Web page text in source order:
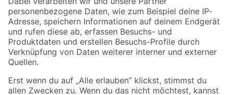
Zahlungsarten Versandarten
Sicher einkaufen